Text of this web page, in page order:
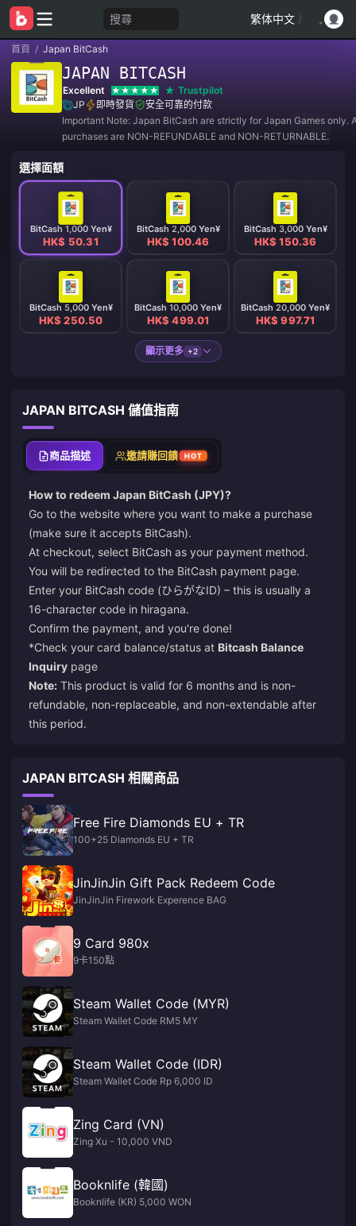
搜尋 繁体中文 /
首頁 / Japan BitCash
JAPAN BITCASH
Excellent
Trustpilot
JP
即時發貨
安全可靠的付款
Important Note: Japan BitCash are strictly for Japan Games only.
purchases are NON-REFUNDABLE and NON-RETURNABLE.
選擇面額
BitCash 1,000 Yen¥
HK$ 50.31
BitCash 2,000 Yen¥
HK$ 100.46
BitCash 3,000 Yen¥
HK$ 150.36
BitCash 5,000 Yen¥
HK$ 250.50
BitCash 10,000 Yen¥
HK$ 499.01
BitCash 20,000 Yen¥
HK$ 997.71
顯示更多 +2
JAPAN BITCASH 儲值指南
商品描述 邀請賺回饋 HOT
How to redeem Japan BitCash (JPY)?
Go to the website where you want to make a purchase
(make sure it accepts BitCash).
At checkout, select BitCash as your payment method.
You will be redirected to the BitCash payment page.
Enter your BitCash code (ひらがなID) – this is usually a
16-character code in hiragana.
Confirm the payment, and you're done!
*Check your card balance/status at Bitcash Balance
Inquiry page
Note: This product is valid for 6 months and is non-
refundable, non-replaceable, and non-extendable after
this period.
JAPAN BITCASH 相關商品
Free Fire Diamonds EU + TR
100+25 Diamonds EU + TR
JinJinJin Gift Pack Redeem Code
JinJinJin Firework Experence BAG
9 Card 980x
9卡150點
Steam Wallet Code (MYR)
Steam Wallet Code RM5 MY
Steam Wallet Code (IDR)
Steam Wallet Code Rp 6,000 ID
Zing Card (VN)
Zing Xu - 10,000 VND
Booknlife (韓國)
Booknlife (KR) 5,000 WON